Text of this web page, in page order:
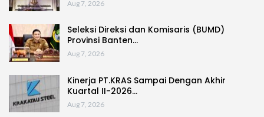
Aug 7, 2026
Seleksi Direksi dan Komisaris (BUMD)
Provinsi Banten…
Aug 7, 2026
Kinerja PT.KRAS Sampai Dengan Akhir
Kuartal II-2026…
Aug 7, 2026